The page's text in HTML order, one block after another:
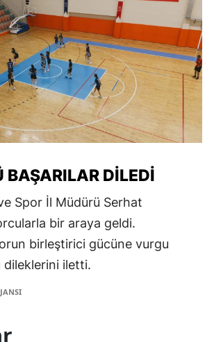
BAŞARILAR DILEDI
Spor İl Müdürü Serhat
bir araya geldi.
birleştirici gücüne vurgu
dileklerini iletti.